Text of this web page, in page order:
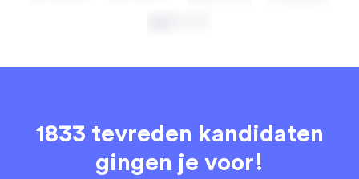
1833 tevreden kandidaten
gingen je voor!